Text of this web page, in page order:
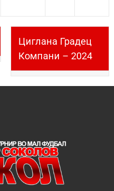
Циглана Градец
Компани – 2024